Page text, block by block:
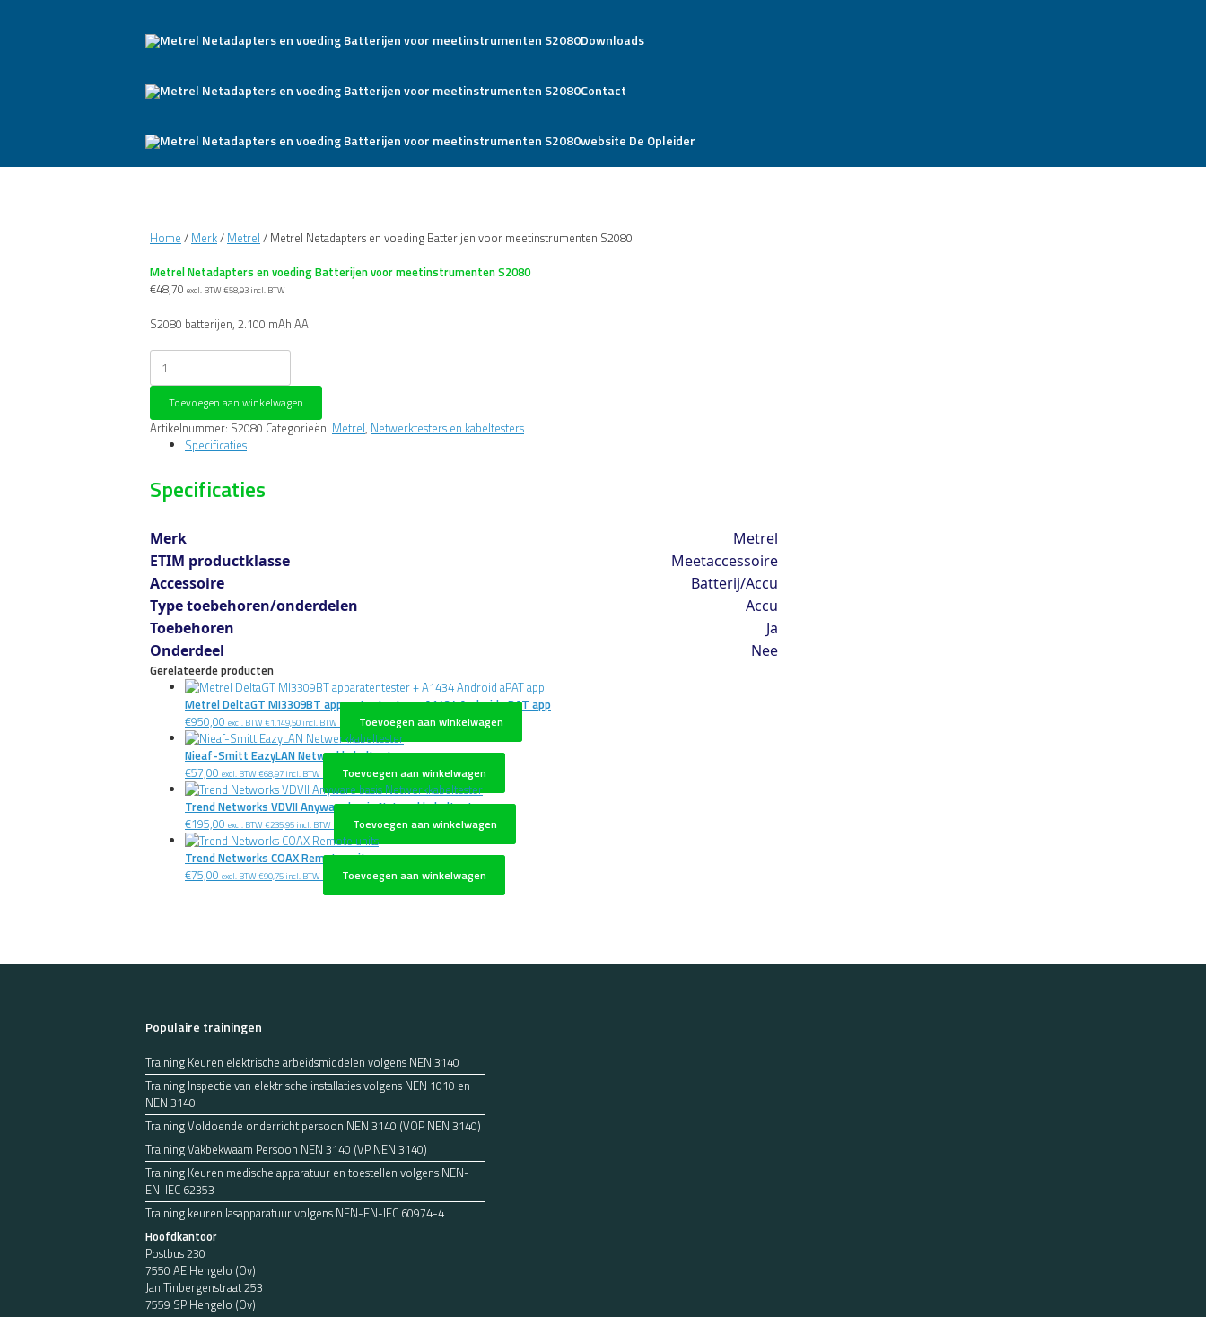
Downloads
Contact
website De Opleider
Home / Merk/ Metrel / Metrel Netadapters en voeding Batterijen voor meetinstrumenten S2080
Metrel Netadapters en voeding Batterijen voor meetinstrumenten S2080
€48,70 excl. BTW €58,93 incl. BTW
S2080 batterijen, 2.100 mAh AA
Metrel
Netadapters
en
voeding
Batterijen
voor
aantal
Toevoegen aan winkelwagen
Artikelnummer: S2080 Categorieën: Metrel, Netwerktesters en kabeltesters
Specificaties
Specificaties
Merk
Metrel
ETIM productklasse
Meetaccessoire
Accessoire
Batterij/Accu
Type toebehoren/onderdelen
Accu
Toebehoren
Ja
Onderdeel
Nee
Gerelateerde producten
Metrel DeltaGT MI3309BT apparatentester + A1434 Android aPAT app
€950,00 excl. BTW €1.149,50 incl. BTW Toevoegen aan winkelwagen
Nieaf-Smitt EazyLAN Netwerkkabeltester
€57,00 excl. BTW €68,97 incl. BTW Toevoegen aan winkelwagen
Trend Networks VDVII Anyware basis Netwerkkabeltester
€195,00 excl. BTW €235,95 incl. BTW Toevoegen aan winkelwagen
Trend Networks COAX Remote units
€75,00 excl. BTW €90,75 incl. BTW Toevoegen aan winkelwagen
Populaire trainingen
Training Keuren elektrische arbeidsmiddelen volgens NEN 3140
Training Inspectie van elektrische installaties volgens NEN 1010 en
NEN 3140
Training Voldoende onderricht persoon NEN 3140 (VOP NEN 3140)
Training Vakbekwaam Persoon NEN 3140 (VP NEN 3140)
Training Keuren medische apparatuur en toestellen volgens NEN-
EN-IEC 62353
Training keuren lasapparatuur volgens NEN-EN-IEC 60974-4
Hoofdkantoor
Postbus 230
7550 AE Hengelo (Ov)
Jan Tinbergenstraat 253
7559 SP Hengelo (Ov)